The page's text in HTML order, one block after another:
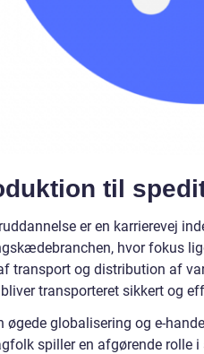
til
er en karrierevej
hvor fokus
transport og distribution af
transporteret sikkert og
øgede globalisering og e-
spiller en afgørende rolle